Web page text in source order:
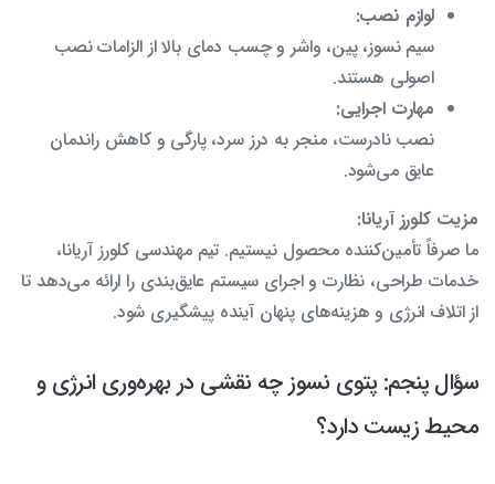
لوازم نصب:
سیم نسوز، پین، واشر و چسب دمای بالا از الزامات نصب
اصولی هستند.
مهارت اجرایی:
نصب نادرست، منجر به درز سرد، پارگی و کاهش راندمان
عایق می‌شود.
مزیت کلورز آریانا:
ما صرفاً تأمین‌کننده محصول نیستیم. تیم مهندسی کلورز آریانا،
خدمات طراحی، نظارت و اجرای سیستم عایق‌بندی را ارائه می‌دهد تا
از اتلاف انرژی و هزینه‌های پنهان آینده پیشگیری شود.
سؤال پنجم: پتوی نسوز چه نقشی در بهره‌وری انرژی و
محیط زیست دارد؟